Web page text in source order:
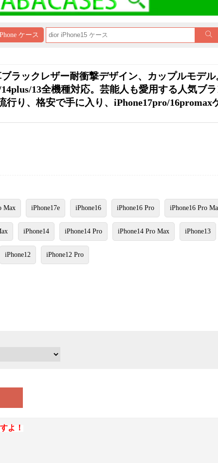
ケース
ラックレザー耐衝撃デザイン、カップルモデル
13全機種対応。芸能人も愛用する人気ブ
り、格安で手に入り、iPhone17pro/16promax
Max iPhone17e iPhone16 iPhone16 Pro iPhone16 Pro
iPhone14 iPhone14 Pro iPhone14 Pro Max iPhone13
iPhone12 iPhone12 Pro
よ！